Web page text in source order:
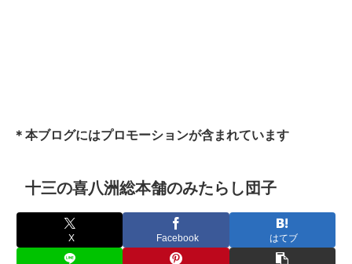
＊本ブログにはプロモーションが含まれています
十三の喜八洲総本舗のみたらし団子
X Facebook はてブ